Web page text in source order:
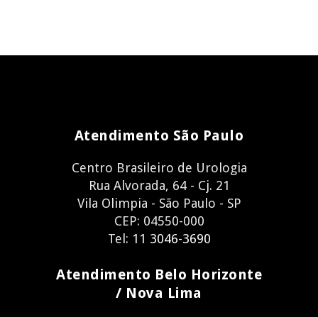
Atendimento São Paulo
Centro Brasileiro de Urologia
Rua Alvorada, 64 - Cj. 21
Vila Olimpia - São Paulo - SP
CEP: 04550-000
Tel: 11 3046-3690
Atendimento Belo Horizonte
/ Nova Lima